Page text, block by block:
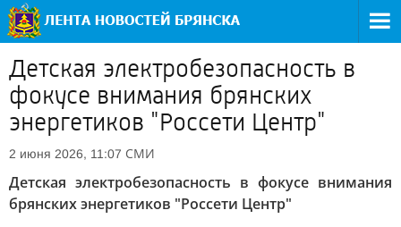
Детская электробезопасность в
фокусе внимания брянских
энергетиков "Россети Центр"
2 июня 2026, 11:07 СМИ
Детская электробезопасность в фокусе внимания
брянских энергетиков "Россети Центр"